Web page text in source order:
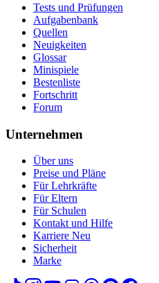
Tests und Prüfungen
Aufgabenbank
Quellen
Neuigkeiten
Glossar
Minispiele
Bestenliste
Fortschritt
Forum
Unternehmen
Über uns
Preise und Pläne
Für Lehrkräfte
Für Eltern
Für Schulen
Kontakt und Hilfe
Karriere Neu
Sicherheit
Marke